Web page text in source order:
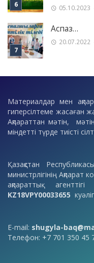
05.10.2023
Аспаз…
20.07.2022
Материалдар мен
гиперсілтеме жасаған
Ақпараттан мәтін,
міндетті түрде тиісті
Қазақстан
министрлігінің Ақпарат
ақпараттық
KZ18VPY00033655
E-mail: shugyla-
Телефон: +7 701 350 45